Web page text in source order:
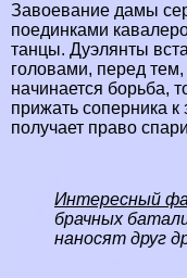
Завоевание дамы
поединками
танцы. Дуэлянты
головами, перед тем,
начинается борьба,
прижать соперника к
получает право
Интересный
брачных
наносят друг